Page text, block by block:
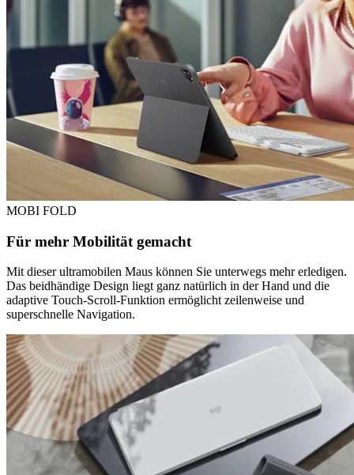
MOBI FOLD
Für mehr Mobilität gemacht
Mit dieser ultramobilen Maus können Sie unterwegs mehr erledigen.
Das beidhändige Design liegt ganz natürlich in der Hand und die
adaptive Touch-Scroll-Funktion ermöglicht zeilenweise und
superschnelle Navigation.